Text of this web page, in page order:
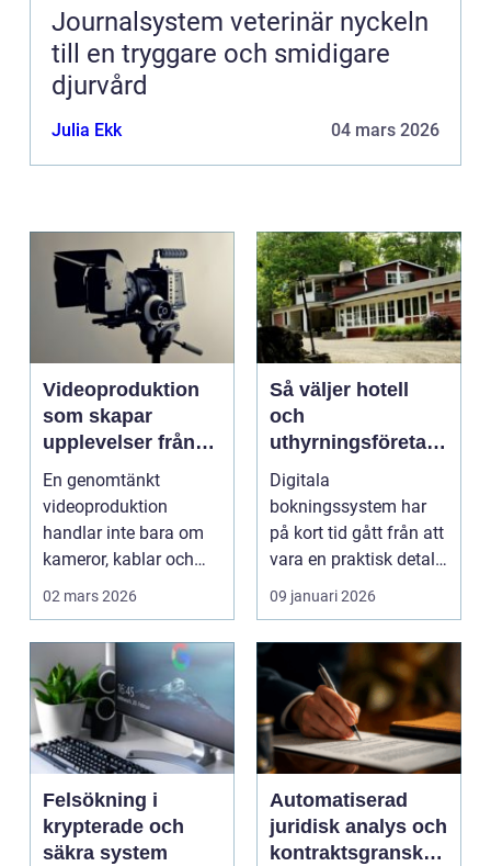
Journalsystem veterinär nyckeln
till en tryggare och smidigare
djurvård
Julia Ekk 04 mars 2026
Videoproduktion
som skapar
upplevelser från
idé till färdig
sändning
En genomtänkt
videoproduktion
handlar inte bara om
kameror, kablar och
skärmar. Den handlar
02 mars 2026
Så väljer hotell
och
uthyrningsföretag
rätt
bokningssystem
Digitala
bokningssystem har
på kort tid gått från att
vara en praktisk detalj
till...
09 januari 2026
Felsökning i
krypterade och
säkra system
Automatiserad
juridisk analys och
kontraktsgranskni